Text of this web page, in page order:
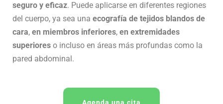
seguro y eficaz. Puede aplicarse en diferentes regiones
del cuerpo, ya sea una ecografía de tejidos blandos de
cara, en miembros inferiores, en extremidades
superiores o incluso en áreas más profundas como la
pared abdominal.